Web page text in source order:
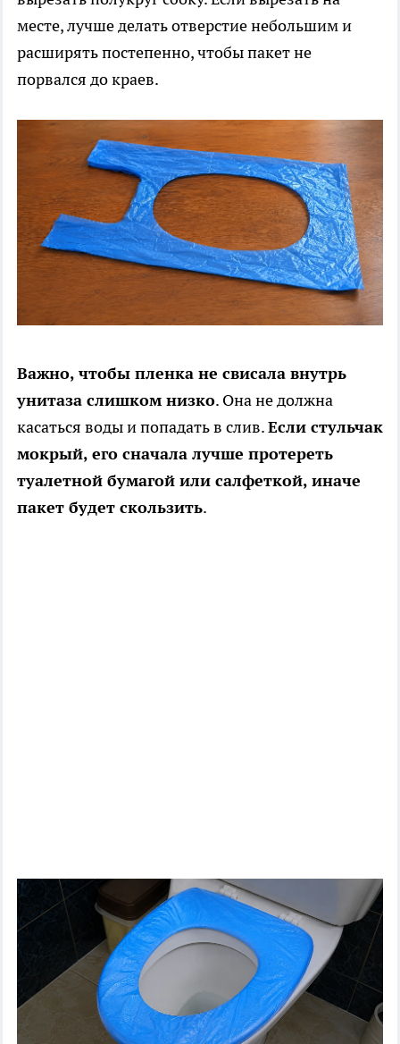
месте, лучше делать отверстие небольшим и
расширять постепенно, чтобы пакет не
порвался до краев.
Важно, чтобы пленка не свисала внутрь
унитаза слишком низко. Она не должна
касаться воды и попадать в слив.Если стульчак
мокрый, его сначала лучше протереть
туалетной бумагой или салфеткой, иначе
пакет будет скользить.